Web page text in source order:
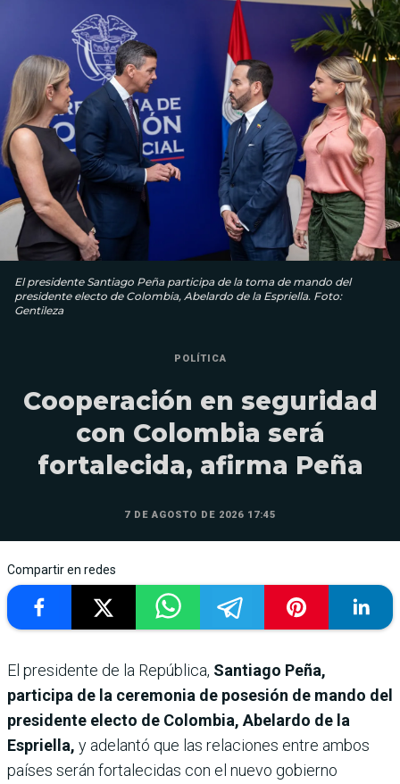
El presidente Santiago Peña participa de la toma de mando del
presidente electo de Colombia, Abelardo de la Espriella. Foto:
Gentileza
POLÍTICA
Cooperación en seguridad
con Colombia será
fortalecida, afirma Peña
7 DE AGOSTO DE 2026 17:45
Compartir en redes
El presidente de la República, Santiago Peña,
participa de la ceremonia de posesión de mando del
presidente electo de Colombia, Abelardo de la
Espriella, y adelantó que las relaciones entre ambos
países serán fortalecidas con el nuevo gobierno